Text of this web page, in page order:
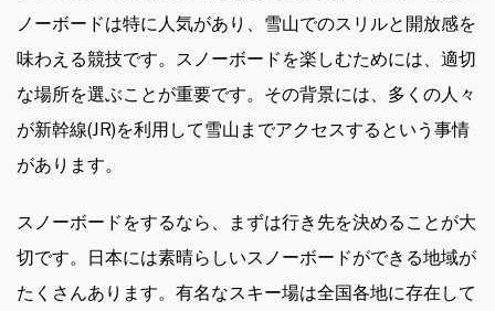
ノーボードは特に人気があり、雪山でのスリルと開放感を
味わえる競技です。スノーボードを楽しむためには、適切
な場所を選ぶことが重要です。その背景には、多くの人々
が新幹線(JR)を利用して雪山までアクセスするという事情
があります。
スノーボードをするなら、まずは行き先を決めることが大
切です。日本には素晴らしいスノーボードができる地域が
たくさんあります。有名なスキー場は全国各地に存在して